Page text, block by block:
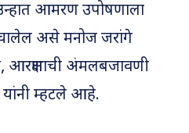
आमरण उपोषणाला
असे मनोज जरांगे
आरक्षणाची अंमलबजावणी
म्हटले आहे.